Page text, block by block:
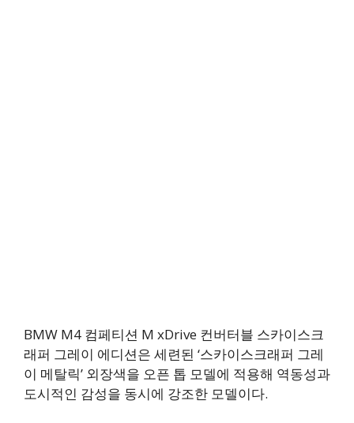
BMW M4 컴페티션 M xDrive 컨버터블 스카이스크
래퍼 그레이 에디션은 세련된 ‘스카이스크래퍼 그레
이 메탈릭’ 외장색을 오픈 톱 모델에 적용해 역동성과
도시적인 감성을 동시에 강조한 모델이다.